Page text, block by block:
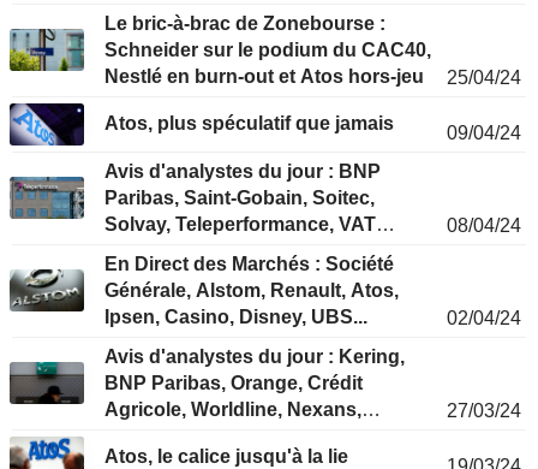
Le bric-à-brac de Zonebourse :
Schneider sur le podium du CAC40,
Nestlé en burn-out et Atos hors-jeu
25/04/24
Atos, plus spéculatif que jamais
09/04/24
Avis d'analystes du jour : BNP
Paribas, Saint-Gobain, Soitec,
Solvay, Teleperformance, VAT
08/04/24
En Direct des Marchés : Société
Générale, Alstom, Renault, Atos,
Ipsen, Casino, Disney, UBS...
02/04/24
Avis d'analystes du jour : Kering,
BNP Paribas, Orange, Crédit
Agricole, Worldline, Nexans,
27/03/24
Atos, le calice jusqu'à la lie